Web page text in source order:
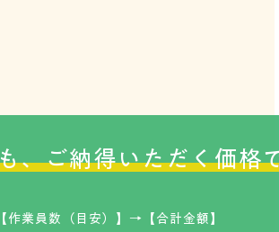
、ご納得いただく価格
作業員数（目安）】→【合計金額】